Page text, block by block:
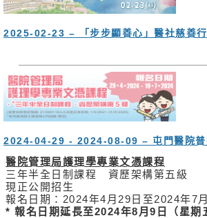
2025-02-23 – 「步步顯善心」醫社慈善
2024-04-29 - 2024-08-09 – 屯門醫院普
醫院管理局護理學專業文憑課程
三年半全日制課程 資歷架構第五級
現正公開招生
報名日期：2024年4月29日至2024年7
* 報名日期延長至2024年8月9日（星期